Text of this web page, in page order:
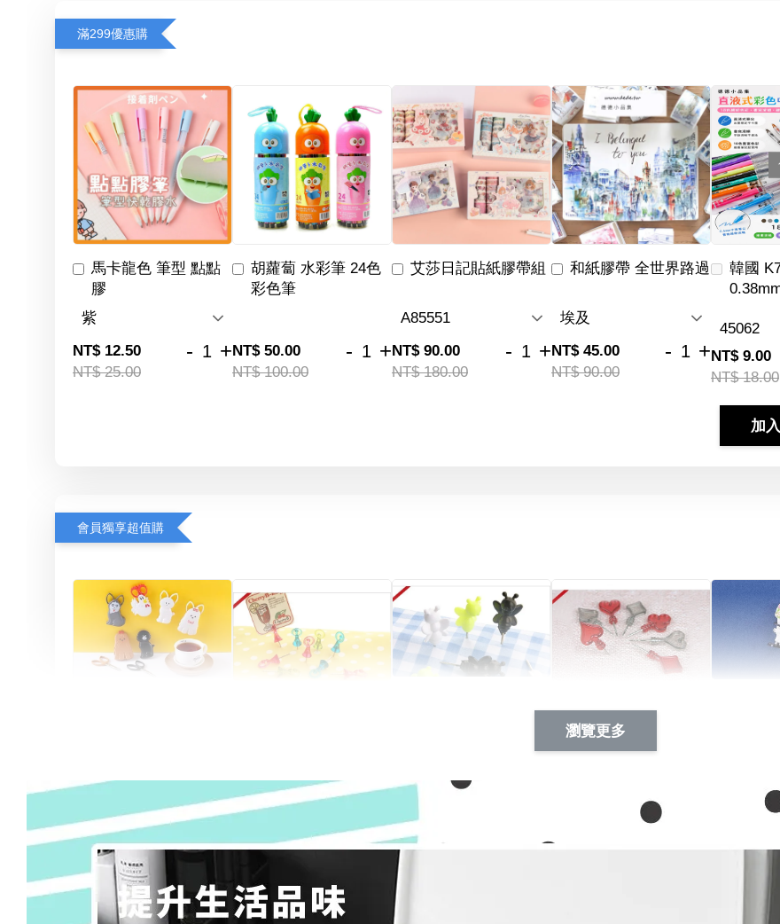
滿299優惠購
馬卡龍色 筆型 點點
膠
NT$ 12.50
NT$ 25.00
- +
胡蘿蔔 水彩筆 24色
彩色筆
NT$ 50.00
NT$ 100.00
- +
艾莎日記貼紙膠帶組
NT$ 90.00
NT$ 180.00
- +
和紙膠帶 全世界路過
NT$ 45.00
NT$ 90.00
- +
韓國
NT$ 9.00
NT$ 18.00
加
會員獨享超值購
NT$ 66.00
NT$ 88.00
Artsign 撲克牌 圖釘
NT$
加
瀏覽更多